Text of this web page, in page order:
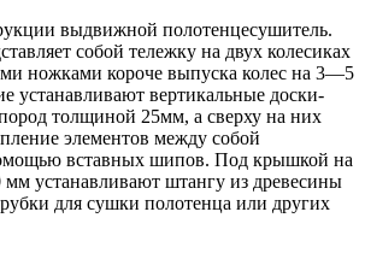
выдвижной полотенцесушитель.
собой тележку на двух колесиках
ножками короче выпуска колес на 3—5
устанавливают вертикальные доски-
толщиной 25мм, а сверху на них
элементов между собой
вставных шипов. Под крышкой на
устанавливают штангу из древесины
для сушки полотенца или других